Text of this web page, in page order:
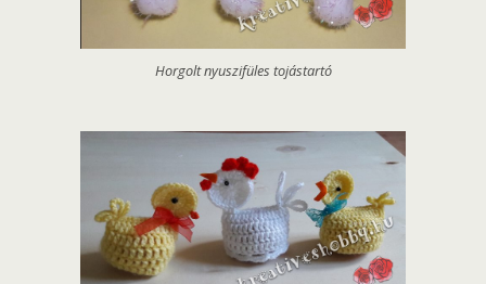
Horgolt nyuszifüles tojástartó